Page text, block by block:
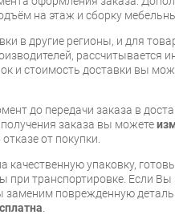
на этаж и сборку
в другие регионы, и для
рассчитывается
и стоимость доставки вы
до передачи заказа в
заказа вы можете
от покупки.
качественную упаковку,
при транспортировке. Если Вы
заменим поврежденную деталь.